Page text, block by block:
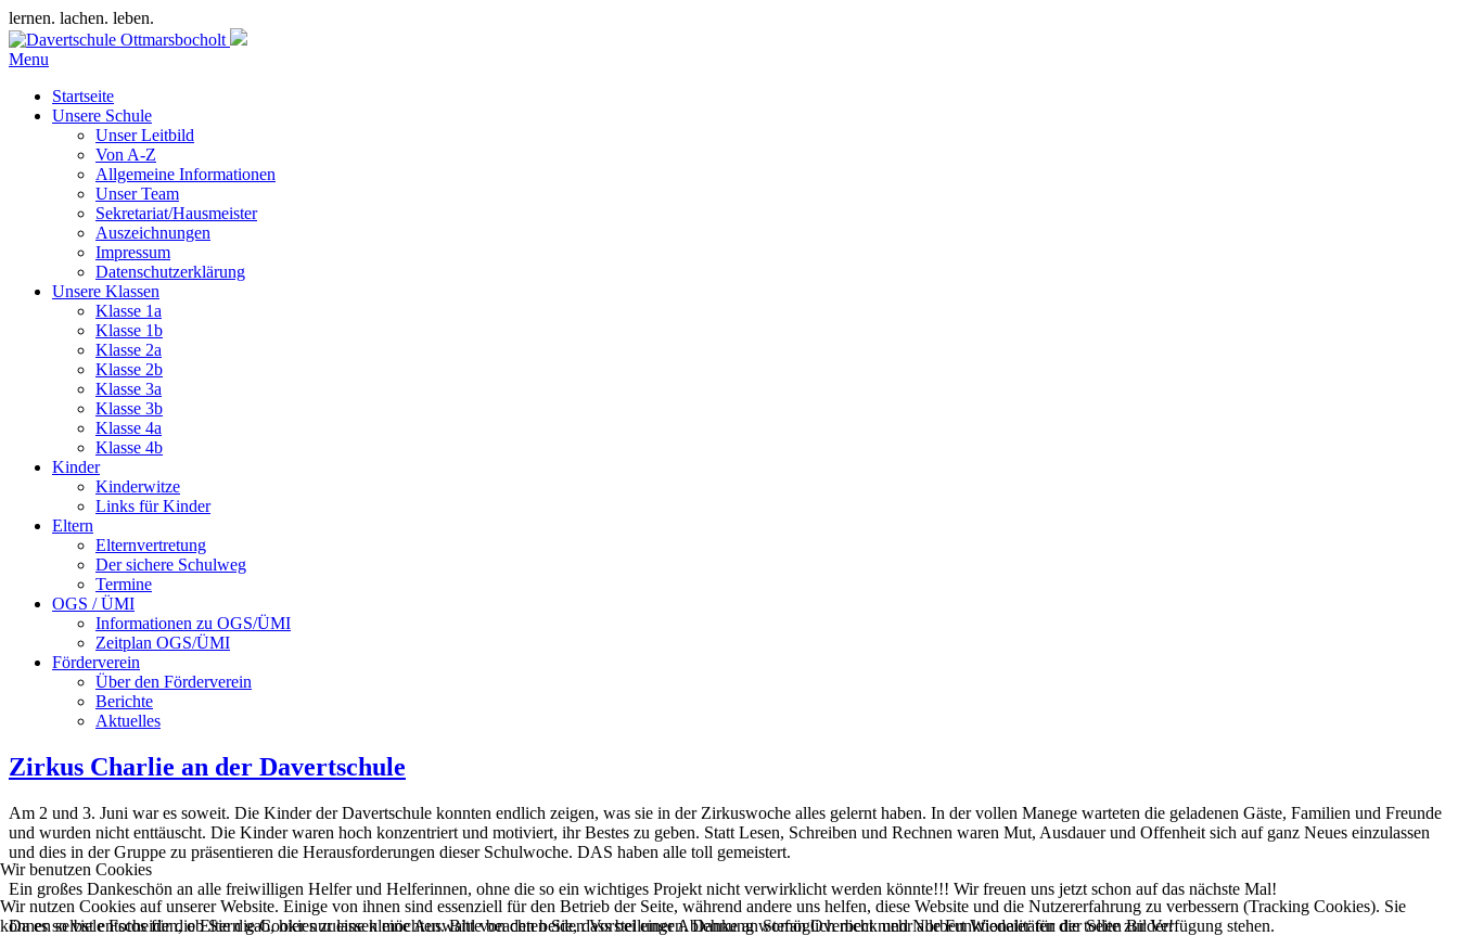
lernen. lachen. leben.
Menu
Startseite
Unsere Schule
Unser Leitbild
Von A-Z
Allgemeine Informationen
Unser Team
Sekretariat/Hausmeister
Auszeichnungen
Impressum
Datenschutzerklärung
Unsere Klassen
Klasse 1a
Klasse 1b
Klasse 2a
Klasse 2b
Klasse 3a
Klasse 3b
Klasse 4a
Klasse 4b
Kinder
Kinderwitze
Links für Kinder
Eltern
Elternvertretung
Der sichere Schulweg
Termine
OGS / ÜMI
Informationen zu OGS/ÜMI
Zeitplan OGS/ÜMI
Förderverein
Über den Förderverein
Berichte
Aktuelles
Zirkus Charlie an der Davertschule
Am 2 und 3. Juni war es soweit. Die Kinder der Davertschule konnten endlich zeigen, was sie in der Zirkuswoche alles gelernt haben. In der vollen Manege warteten die geladenen Gäste, Familien und Freunde
und wurden nicht enttäuscht. Die Kinder waren hoch konzentriert und motiviert, ihr Bestes zu geben. Statt Lesen, Schreiben und Rechnen waren Mut, Ausdauer und Offenheit sich auf ganz Neues einzulassen
und dies in der Gruppe zu präsentieren die Herausforderungen dieser Schulwoche. DAS haben alle toll gemeistert.
Ein großes Dankeschön an alle freiwilligen Helfer und Helferinnen, ohne die so ein wichtiges Projekt nicht verwirklicht werden könnte!!! Wir freuen uns jetzt schon auf das nächste Mal!
Da es so viele Fotos für die Eltern gab, hier nur eine kleine Auswahl von den beiden Vorstellungen. Danke an Stefan Overbeck und Norbert Wiedeier für die tollen Bilder!
Wir benutzen Cookies
Wir nutzen Cookies auf unserer Website. Einige von ihnen sind essenziell für den Betrieb der Seite, während andere uns helfen, diese Website und die Nutzererfahrung zu verbessern (Tracking Cookies). Sie
können selbst entscheiden, ob Sie die Cookies zulassen möchten. Bitte beachten Sie, dass bei einer Ablehnung womöglich nicht mehr alle Funktionalitäten der Seite zur Verfügung stehen.